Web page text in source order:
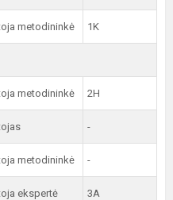
metodininkė 1K
metodininkė 2H
-
metodininkė -
ekspertė 3A